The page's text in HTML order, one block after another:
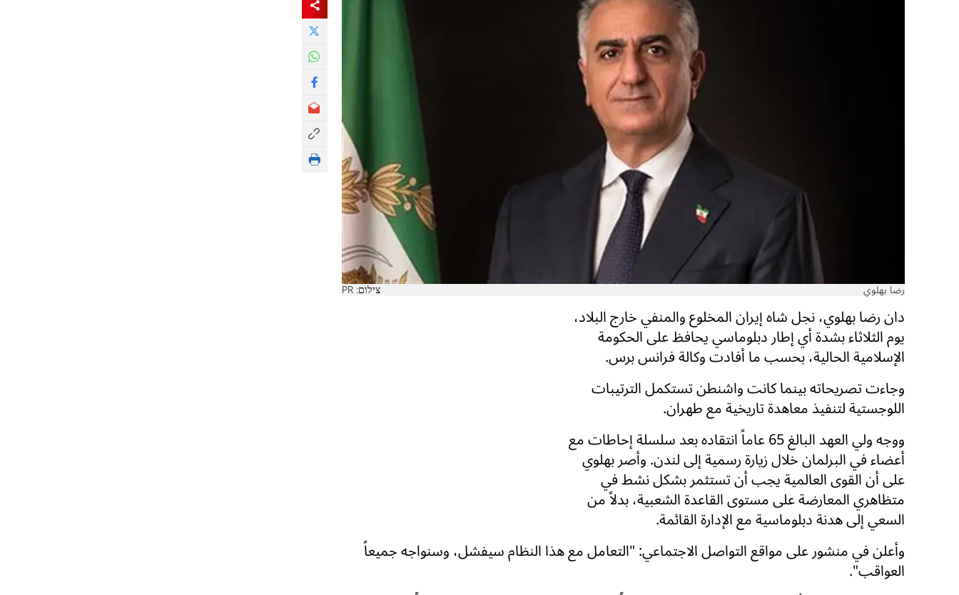
رضا بهلوي צילום: PR
دان رضا بهلوي، نجل شاه إيران المخلوع والمنفي خارج البلاد،
يوم الثلاثاء بشدة أي إطار دبلوماسي يحافظ على الحكومة
الإسلامية الحالية، بحسب ما أفادت وكالة فرانس برس.
وجاءت تصريحاته بينما كانت واشنطن تستكمل الترتيبات
اللوجستية لتنفيذ معاهدة تاريخية مع طهران.
ووجه ولي العهد البالغ 65 عاماً انتقاده بعد سلسلة إحاطات مع
أعضاء في البرلمان خلال زيارة رسمية إلى لندن. وأصر بهلوي
على أن القوى العالمية يجب أن تستثمر بشكل نشط في
متظاهري المعارضة على مستوى القاعدة الشعبية، بدلاً من
السعي إلى هدنة دبلوماسية مع الإدارة القائمة.
وأعلن في منشور على مواقع التواصل الاجتماعي: "التعامل مع هذا النظام سيفشل، وسنواجه جميعاً
العواقب".